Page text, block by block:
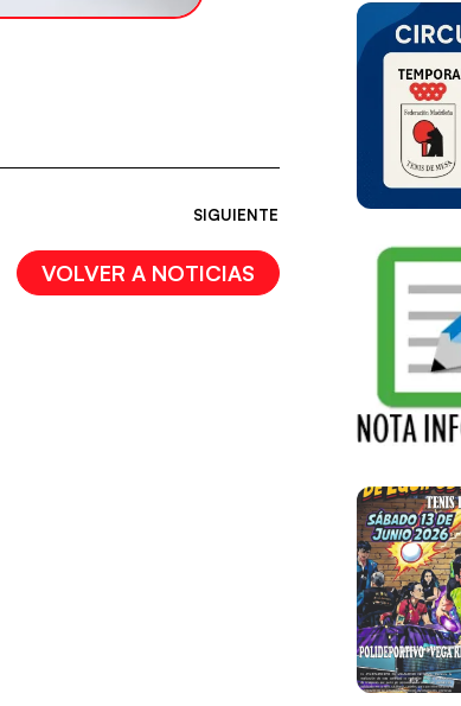
SIGUIENTE
VOLVER A NOTICIAS